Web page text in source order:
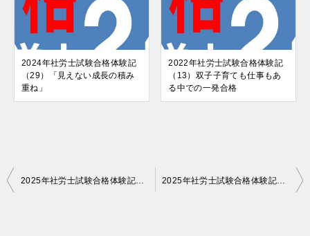
2024年社労士試験合格体験記
（29）「見えない成長の積み
重ね」
2022年社労士試験合格体験記
（13）双子子育ても仕事もあ
る中での一発合格
投